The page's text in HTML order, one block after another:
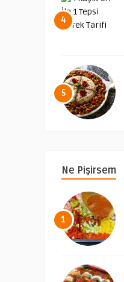
4
5
Ne Pişirsem
1